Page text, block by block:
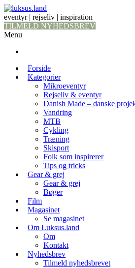
eventyr | rejseliv | inspiration
TILMELD NYHEDSBREV
Menu
Forside
Kategorier
Mikroeventyr
Rejseliv & eventyr
Danish Made – danske
Vandring
MTB
Cykling
Træning
Skisport
Folk som inspirerer
Tips og tricks
Gear & grej
Gear & grej
Bøger
Film
Magasinet
Se magasinet
Om Luksus.land
Om
Kontakt
Nyhedsbrev
Tilmeld nyhedsbrevet